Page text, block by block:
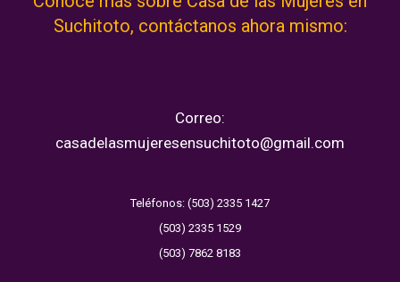
Suchitoto, contáctanos ahora mismo:
Correo:
casadelasmujeresensuchitoto@gmail.com
Teléfonos: (503) 2335 1427
(503) 2335 1529
(503) 7862 8183